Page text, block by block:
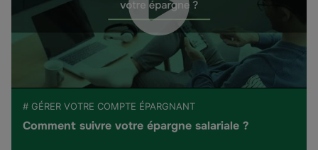
# GÉRER VOTRE COMPTE ÉPARGNANT
Comment suivre votre épargne salariale ?